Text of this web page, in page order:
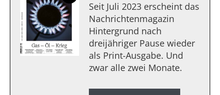
Seit Juli 2023 erscheint das
Nachrichtenmagazin
Hintergrund nach
dreijähriger Pause wieder
als Print-Ausgabe. Und
zwar alle zwei Monate.